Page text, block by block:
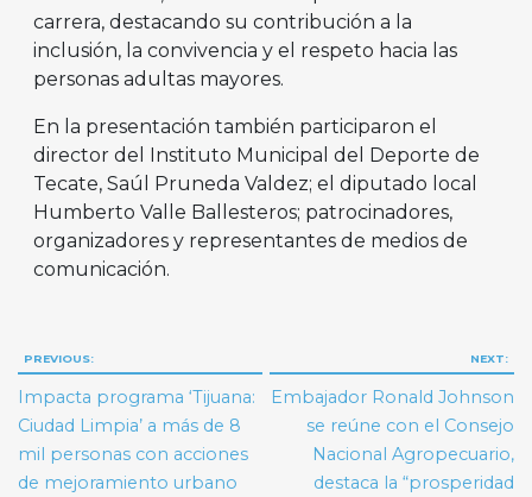
carrera, destacando su contribución a la
inclusión, la convivencia y el respeto hacia las
personas adultas mayores.
En la presentación también participaron el
director del Instituto Municipal del Deporte de
Tecate, Saúl Pruneda Valdez; el diputado local
Humberto Valle Ballesteros; patrocinadores,
organizadores y representantes de medios de
comunicación.
Navegación
de
entradas
PREVIOUS:
Impacta programa ‘Tijuana:
Ciudad Limpia’ a más de 8
mil personas con acciones
de mejoramiento urbano
NEXT:
Embajador Ronald Johnson
se reúne con el Consejo
Nacional Agropecuario,
destaca la “prosperidad